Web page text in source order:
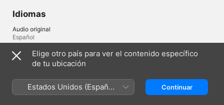
Idiomas
Audio original
Español
Copyright © 2026 Apple Inc.
Todos los derechos reservados.
Elige otro país para ver el contenido específico
de tu ubicación
Estados Unidos (Español
México)
Continuar